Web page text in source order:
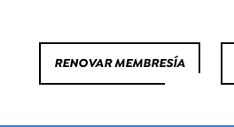
RENOVAR MEMBRESÍA